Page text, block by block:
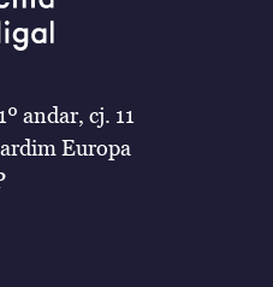
andar, cj. 11
Europa